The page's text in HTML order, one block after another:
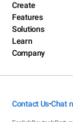
Create
Features
Solutions
Learn
Company
Contact Us•Chat